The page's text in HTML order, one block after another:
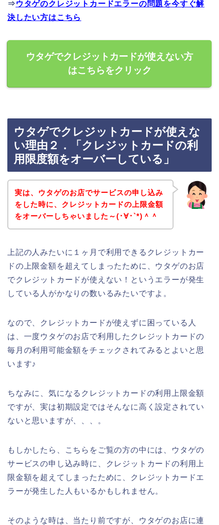
⇒ ウタゲのクレジットカードエラーの問題を今すぐ解
決したい方はこちら
ウタゲでクレジットカードが使えない方
はこちらをクリック
ウタゲでクレジットカードが使えな
い理由２．「クレジットカードの利
用限度額をオーバーしている」
実は、ウタゲのお店でサービスの申し込み
をした時に、クレジットカードの上限金額
をオーバーしちゃいました～(･∀･`*)＾＾
上記の人みたいに１ヶ月で利用できるクレジットカー
ドの上限金額を超えてしまったために、ウタゲのお店
でクレジットカードが使えない！というエラーが発生
している人がかなりの数いるみたいですよ。
なので、クレジットカードが使えずに困っている人
は、一度ウタゲのお店で利用したクレジットカードの
毎月の利用可能金額をチェックされてみるとよいと思
います♪
ちなみに、気になるクレジットカードの利用上限金額
ですが、実は初期設定ではそんなに高く設定されてい
ないと思いますが、、、。
もしかしたら、こちらをご覧の方の中には、ウタゲの
サービスの申し込み時に、クレジットカードの利用上
限金額を超えてしまったために、クレジットカードエ
ラーが発生した人もいるかもしれません。
そのような時は、当たり前ですが、ウタゲのお店に連